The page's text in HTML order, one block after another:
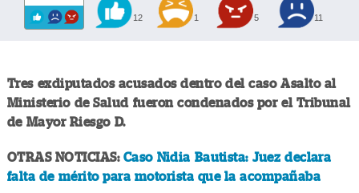
12 1 5 11
Tres exdiputados acusados dentro del caso Asalto al
Ministerio de Salud fueron condenados por el Tribunal
de Mayor Riesgo D.
OTRAS NOTICIAS: Caso Nidia Bautista: Juez declara
falta de mérito para motorista que la acompañaba